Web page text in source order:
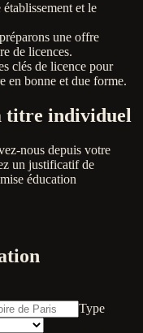
et le
une offre
de licences.
clés de licence pour
en bonne et due forme.
titre individuel
nous depuis votre
un justificatif de
éducation
Type